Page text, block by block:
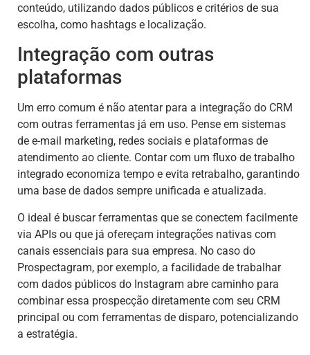
conteúdo, utilizando dados públicos e critérios de sua
escolha, como hashtags e localização.
Integração com outras
plataformas
Um erro comum é não atentar para a integração do CRM
com outras ferramentas já em uso. Pense em sistemas
de e-mail marketing, redes sociais e plataformas de
atendimento ao cliente. Contar com um fluxo de trabalho
integrado economiza tempo e evita retrabalho, garantindo
uma base de dados sempre unificada e atualizada.
O ideal é buscar ferramentas que se conectem facilmente
via APIs ou que já ofereçam integrações nativas com
canais essenciais para sua empresa. No caso do
Prospectagram, por exemplo, a facilidade de trabalhar
com dados públicos do Instagram abre caminho para
combinar essa prospecção diretamente com seu CRM
principal ou com ferramentas de disparo, potencializando
a estratégia.